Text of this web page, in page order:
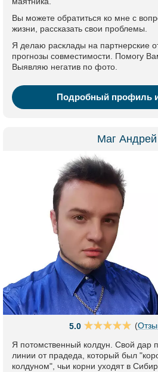
Вы можете обратиться ко мне с
жизни, рассказать свои проблемы.
Я делаю расклады на партнерские
прогнозы совместимости. Помогу
Выявляю негатив по фото.
Подробный профиль
Маг Андрей
5.0 (
Я потомственный колдун. Свой дар
линии от прадеда, который был
колдуном", чьи корни уходят в